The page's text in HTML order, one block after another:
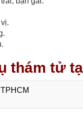
thám tử